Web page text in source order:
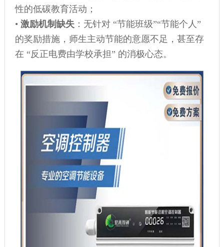
性的低碳教育活动；
• 激励机制缺失：无针对 “节能班级”“节能个人”
的奖励措施，师生主动节能的意愿不足，甚至存
在 “反正电费由学校承担” 的消极心态。